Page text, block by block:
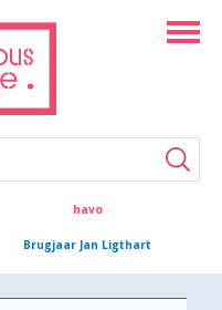
havo
Brugjaar Jan Ligthart